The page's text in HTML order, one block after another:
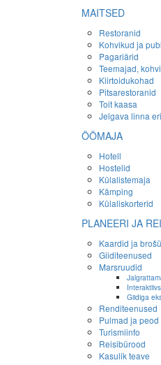
MAITSED
Restoranid
Kohvikud ja
Pagariärid
Teemajad,
Kiirtoidukohad
Pitsarestoranid
Toit kaasa
Jelgava linna
ÖÖMAJA
Hotell
Hostelid
Külalistemaja
Kämping
Külaliskorterid
PLANEERI JA
Kaardid ja
Giiditeenused
Marsruudid
Giidiga
Renditeenused
Pulmad ja peod
Turismiinfo
Reisibürood
Kasulik teave